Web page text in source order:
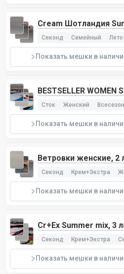
Cream Шотландия
Секонд Семейный Лето
Показать мешки в
BESTSELLER WOMEN
Сток Женский Всесезон
Показать мешки в
Ветровки женские, 2
Секонд Крем+Экстра
Показать мешки в
Cr+Ex Summer mix, 3
Секонд Крем+Экстра
Показать мешки в